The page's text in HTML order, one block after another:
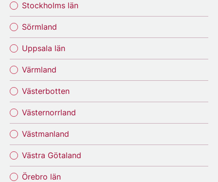
Stockholms län
Sörmland
Uppsala län
Värmland
Västerbotten
Västernorrland
Västmanland
Västra Götaland
Örebro län